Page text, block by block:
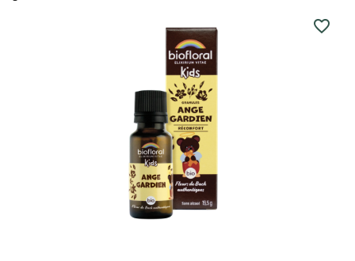
favorite_border